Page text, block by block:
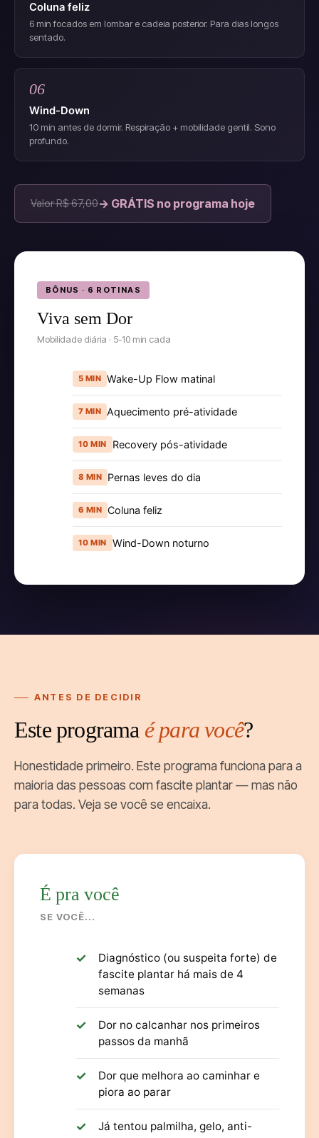
Coluna feliz
6 min focados em lombar e cadeia posterior. Para dias longos
sentado.
06
Wind-Down
10 min antes de dormir. Respiração + mobilidade gentil. Sono
profundo.
Valor R$ 67,00→ GRÁTIS no programa hoje
BÔNUS · 6 ROTINAS
Viva sem Dor
Mobilidade diária · 5-10 min cada
5 MIN Wake-Up Flow matinal
7 MIN Aquecimento pré-atividade
10 MIN Recovery pós-atividade
8 MIN Pernas leves do dia
6 MIN Coluna feliz
10 MIN Wind-Down noturno
ANTES DE DECIDIR
Este programa é para você?
Honestidade primeiro. Este programa funciona para a
maioria das pessoas com fascite plantar — mas não
para todas. Veja se você se encaixa.
É pra você
SE VOCÊ...
Diagnóstico (ou suspeita forte) de
fascite plantar há mais de 4
semanas
Dor no calcanhar nos primeiros
passos da manhã
Dor que melhora ao caminhar e
piora ao parar
Já tentou palmilha, gelo, anti-